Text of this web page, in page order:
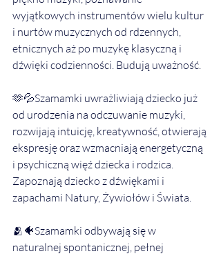
wyjątkowych instrumentów wielu kultur
i nurtów muzycznych od rdzennych,
etnicznych aż po muzykę klasyczną i
dźwięki codzienności. Budują uważność.
🫶💦Szamamki uwrażliwiają dziecko już
od urodzenia na odczuwanie muzyki,
rozwijają intuicję, kreatywność, otwierają
ekspresję oraz wzmacniają energetyczną
i psychiczną więź dziecka i rodzica.
Zapoznają dziecko z dźwiękami i
zapachami Natury, Żywiołów i Świata.
🫂🐠Szamamki odbywają się w
naturalnej spontanicznej, pełnej